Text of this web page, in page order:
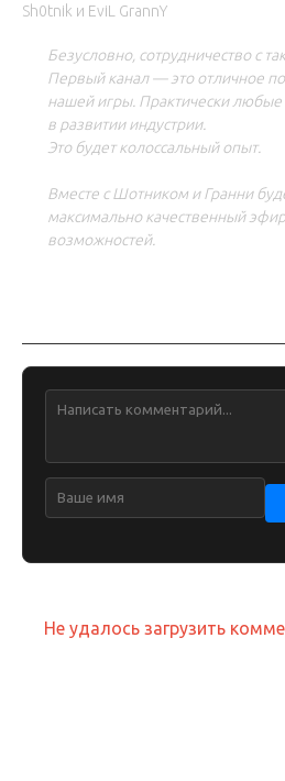
Sh0tnik и EviL GrannY
Безусловно, сотрудничество с
Первый канал — это отличное
нашей игры. Практически
в развитии индустрии.
Это будет колоссальный опыт.
Вместе с Шотником и Гранни
максимально качественный
возможностей.
Не удалось загрузить